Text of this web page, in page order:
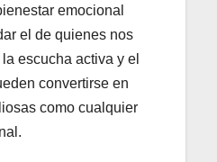
emocional
el de quienes nos
escucha activa y el
convertirse en
como cualquier